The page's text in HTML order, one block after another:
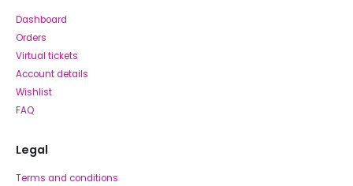
Dashboard
Orders
Virtual tickets
Account details
Wishlist
FAQ
Legal
Terms and conditions